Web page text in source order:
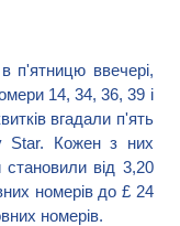
п'ятницю ввечері,
14, 34, 36, 39 і
вгадали п'ять
Star. Кожен з них
від 3,20
номерів до £ 24
номерів.